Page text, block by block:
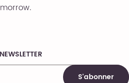
S'abonner